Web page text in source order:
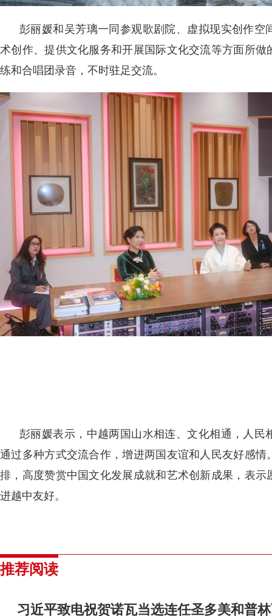
彭丽媛和吴芳璃一同参观歌剧院、虚拟现实创作
术创作、提供文化服务和开展国际文化交流等方面所
练和合唱团录音，不时驻足交流。
彭丽媛表示，中越两国山水相连、文化相通，人
通过多种方式交流合作，增进两国友谊和人民友好感
排，高度赞赏中国文化发展成就和艺术创新成果，表
进越中友好。
推荐阅读
习近平致电祝贺诺瓦当选连任圣多美和普